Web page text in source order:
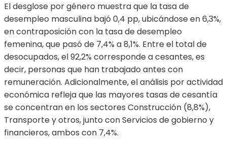
El desglose por género muestra que la tasa de
desempleo masculina bajó 0,4 pp, ubicándose en 6,3%,
en contraposición con la tasa de desempleo
femenina, que pasó de 7,4% a 8,1%. Entre el total de
desocupados, el 92,2% corresponde a cesantes, es
decir, personas que han trabajado antes con
remuneración. Adicionalmente, el análisis por actividad
económica refleja que las mayores tasas de cesantía
se concentran en los sectores Construcción (8,8%),
Transporte y otros, junto con Servicios de gobierno y
financieros, ambos con 7,4%.